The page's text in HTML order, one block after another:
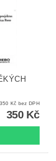
350 Kč bez DPH
350 Kč